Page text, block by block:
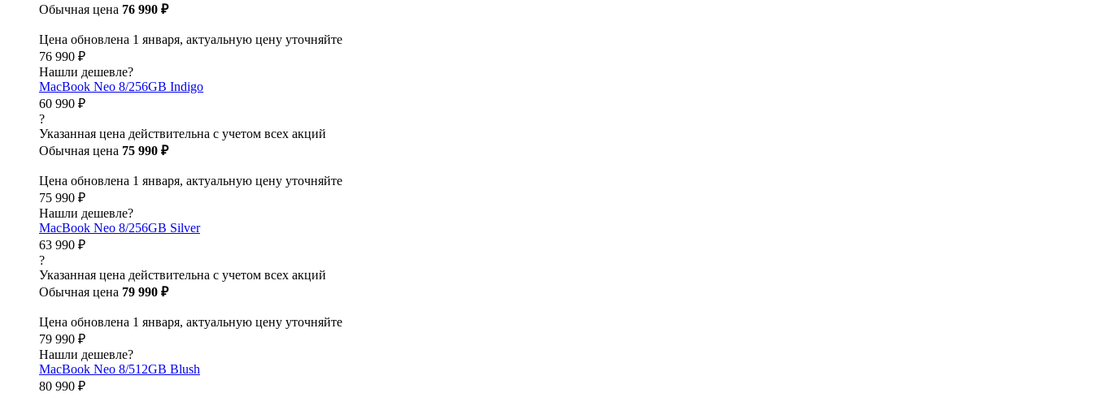
Обычная цена 76 990 ₽
Цена обновлена 1 января, актуальную цену уточняйте
76 990 ₽
Нашли дешевле?
MacBook Neo 8/256GB Indigo
60 990 ₽
?
Указанная цена действительна с учетом всех акций
Обычная цена 75 990 ₽
Цена обновлена 1 января, актуальную цену уточняйте
75 990 ₽
Нашли дешевле?
MacBook Neo 8/256GB Silver
63 990 ₽
?
Указанная цена действительна с учетом всех акций
Обычная цена 79 990 ₽
Цена обновлена 1 января, актуальную цену уточняйте
79 990 ₽
Нашли дешевле?
MacBook Neo 8/512GB Blush
80 990 ₽